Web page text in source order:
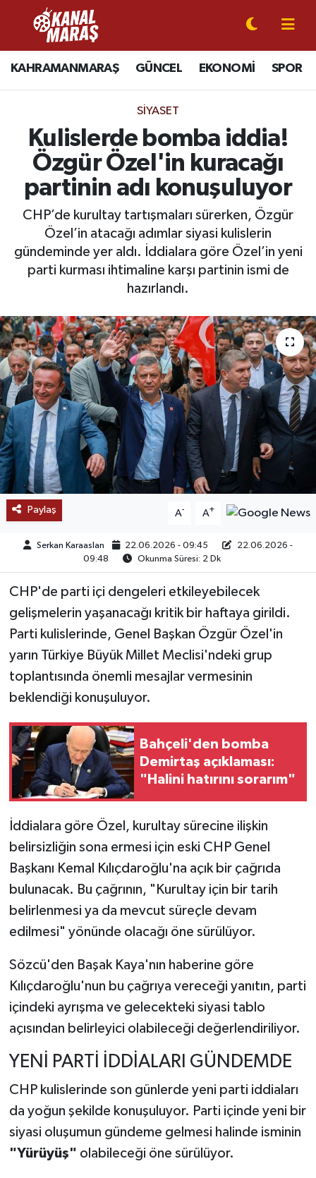
KAHRAMANMARAŞ GÜNCEL EKONOMİ SPOR
SIYASET
Kulislerde bomba iddia!
Özgür Özel'in kuracağı
partinin adı konuşuluyor
CHP’de kurultay tartışmaları sürerken, Özgür
Özel’in atacağı adımlar siyasi kulislerin
gündeminde yer aldı. İddialara göre Özel’in yeni
parti kurması ihtimaline karşı partinin ismi de
hazırlandı.
Paylaş A- A+
Serkan Karaaslan 22.06.2026 - 09:45
22.06.2026 -
09:48
Okunma Süresi: 2 Dk
CHP'de parti içi dengeleri etkileyebilecek
gelişmelerin yaşanacağı kritik bir haftaya girildi.
Parti kulislerinde, Genel Başkan Özgür Özel'in
yarın Türkiye Büyük Millet Meclisi'ndeki grup
toplantısında önemli mesajlar vermesinin
beklendiği konuşuluyor.
Bahçeli'den bomba
Demirtaş açıklaması:
"Halini hatırını sorarım"
İddialara göre Özel, kurultay sürecine ilişkin
belirsizliğin sona ermesi için eski CHP Genel
Başkanı Kemal Kılıçdaroğlu'na açık bir çağrıda
bulunacak. Bu çağrının, "Kurultay için bir tarih
belirlenmesi ya da mevcut süreçle devam
edilmesi" yönünde olacağı öne sürülüyor.
Sözcü'den Başak Kaya'nın haberine göre
Kılıçdaroğlu'nun bu çağrıya vereceği yanıtın, parti
içindeki ayrışma ve gelecekteki siyasi tablo
açısından belirleyici olabileceği değerlendiriliyor.
YENİ PARTİ İDDİALARI GÜNDEMDE
CHP kulislerinde son günlerde yeni parti iddiaları
da yoğun şekilde konuşuluyor. Parti içinde yeni bir
siyasi oluşumun gündeme gelmesi halinde isminin
"Yürüyüş" olabileceği öne sürülüyor.
CANLI YAYIN
KAHRAMANMARAŞ
GÜNCEL
SPOR
SİYASET
EKONOMİ
GÜNDEM
SAĞLIK
EĞİTİM
BÖLGE
KEŞFET
POPÜLER
DÜNYA
MEDYA
OTOMOTİV
TEKNOLOJİ
YAŞAM
KÜLTÜR SANAT
Kahramanmaraş Nöbetçi Eczaneler
Kahramanmaraş Hava Durumu
Kahramanmaraş Namaz Vakitleri
Kahramanmaraş Trafik Yoğunluk Haritası
Süper Lig Puan Durumu ve Fikstür
Tüm Manşetler
Son Dakika Haberleri